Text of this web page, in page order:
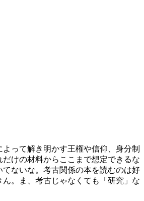
って解き明かす王権や信仰、身分制
だけの材料からここまで想定できるな
てないな。考古関係の本を読むのは好
ん。ま、考古じゃなくても「研究」な